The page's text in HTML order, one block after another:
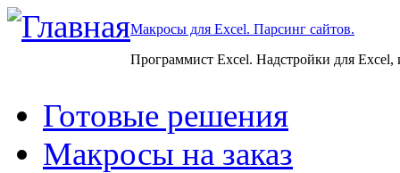
Макросы для Excel. Парсинг сайтов.
Программист Excel. Надстройки для Excel,
Готовые решения
Макросы на заказ